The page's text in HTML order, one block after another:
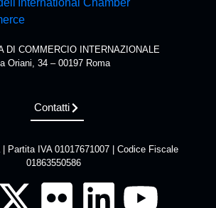
DI COMMERCIO INTERNAZIONALE
Oriani, 34 – 00197 Roma
Contatti
Partita IVA 01017671007 | Codice Fiscale
01863550586